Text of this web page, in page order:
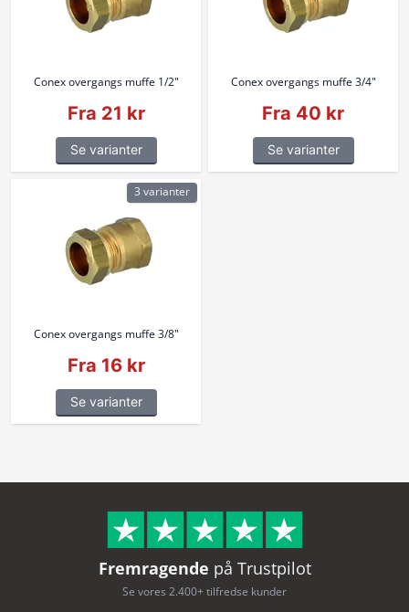
Conex overgangs muffe 1/2"
Fra 21 kr
Se varianter
Conex overgangs muffe 3/4"
Fra 40 kr
Se varianter
Conex overgangs muffe 3/8"
Fra 16 kr
Se varianter
3 varianter
Fremragende på Trustpilot
Se vores 2.400+ tilfredse kunder